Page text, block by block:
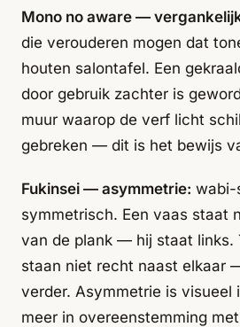
Mono no aware —
die verouderen mogen dat
houten salontafel. Een
door gebruik zachter is
muur waarop de verf licht
gebreken — dit is het bewijs
Fukinsei — asymmetrie: wabi-
symmetrisch. Een vaas staat
van de plank — hij staat links.
staan niet recht naast elkaar
verder. Asymmetrie is visueel
meer in overeenstemming